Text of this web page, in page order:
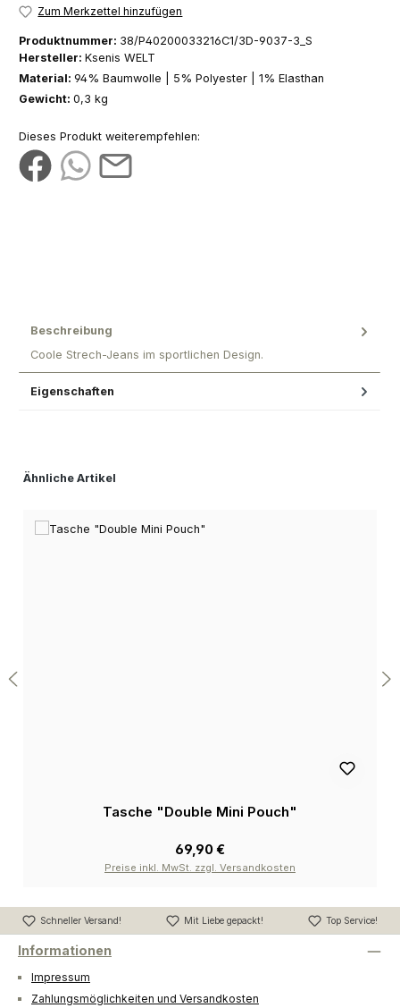
Zum Merkzettel hinzufügen
Produktnummer: 38/P40200033216C1/3D-9037-3_S
Hersteller: Ksenis WELT
Material: 94% Baumwolle | 5% Polyester | 1% Elasthan
Gewicht: 0,3 kg
Dieses Produkt weiterempfehlen:
Beschreibung
Coole Strech-Jeans im sportlichen Design.
Eigenschaften
Produktgalerie überspringen
Ähnliche Artikel
Tasche "Double Mini Pouch"
69,90 €
Preise inkl. MwSt. zzgl. Versandkosten
Schneller Versand! Mit Liebe gepackt! Top Service!
Informationen
Impressum
Zahlungsmöglichkeiten und Versandkosten